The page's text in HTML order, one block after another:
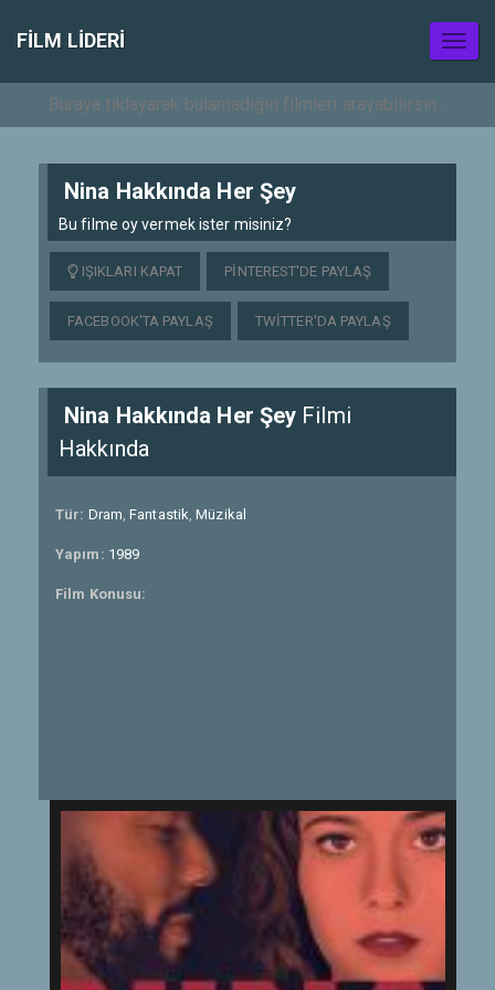
FILM LIDERI
Nina Hakkında Her Şey
Bu filme oy vermek ister misiniz?
IŞIKLARI KAPAT PINTEREST'DE PAYLAŞ
FACEBOOK'TA PAYLAŞ TWITTER'DA PAYLAŞ
Nina Hakkında Her Şey Filmi
Hakkında
Tür: Dram,Fantastik,Müzikal
Yapım: 1989
Film Konusu: